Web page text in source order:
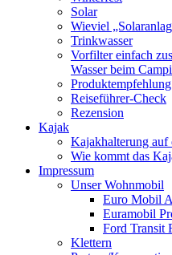
Solar
Wieviel
Trinkwasser
Vorfilter einfach
Wasser beim
Produktempfehlung
Reiseführer-Check
Rezension
Kajak
Kajakhalterung auf
Wie kommt das
Impressum
Unser Wohnmobil
Euro Mobil
Euramobil
Ford Transit
Klettern